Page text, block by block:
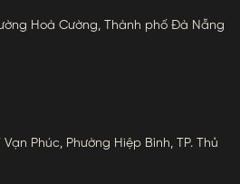
Hoà Cường, Thành phố Đà Nẵng
Vạn Phúc, Phường Hiệp Bình, TP. Thủ